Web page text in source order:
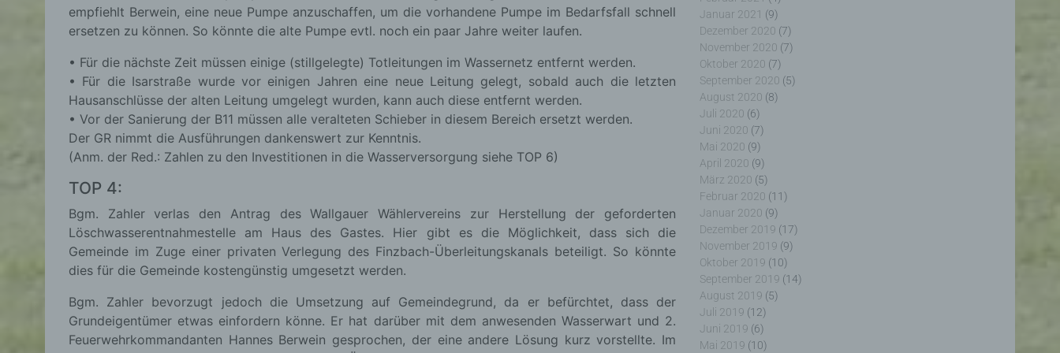
empfiehlt Berwein, eine neue Pumpe anzuschaffen, um die vorhandene Pumpe im Bedarfsfall schnell
ersetzen zu können. So könnte die alte Pumpe evtl. noch ein paar Jahre weiter laufen.
• Für die nächste Zeit müssen einige (stillgelegte) Totleitungen im Wassernetz entfernt werden.
• Für die Isarstraße wurde vor einigen Jahren eine neue Leitung gelegt, sobald auch die letzten
Hausanschlüsse der alten Leitung umgelegt wurden, kann auch diese entfernt werden.
• Vor der Sanierung der B11 müssen alle veralteten Schieber in diesem Bereich ersetzt werden.
Der GR nimmt die Ausführungen dankenswert zur Kenntnis.
(Anm. der Red.: Zahlen zu den Investitionen in die Wasserversorgung siehe TOP 6)
TOP 4:
Bgm. Zahler verlas den Antrag des Wallgauer Wählervereins zur Herstellung der geforderten
Löschwasserentnahmestelle am Haus des Gastes. Hier gibt es die Möglichkeit, dass sich die
Gemeinde im Zuge einer privaten Verlegung des Finzbach-Überleitungskanals beteiligt. So könnte
dies für die Gemeinde kostengünstig umgesetzt werden.
Bgm. Zahler bevorzugt jedoch die Umsetzung auf Gemeindegrund, da er befürchtet, dass der
Grundeigentümer etwas einfordern könne. Er hat darüber mit dem anwesenden Wasserwart und 2.
Feuerwehrkommandanten Hannes Berwein gesprochen, der eine andere Lösung kurz vorstellte. Im
Januar 2021 (9)
Dezember 2020 (7)
November 2020 (7)
Oktober 2020 (7)
September 2020 (5)
August 2020 (8)
Juli 2020 (6)
Juni 2020 (7)
Mai 2020 (9)
April 2020 (9)
März 2020 (5)
Februar 2020 (11)
Januar 2020 (9)
Dezember 2019 (17)
November 2019 (9)
Oktober 2019 (10)
September 2019 (14)
August 2019 (5)
Juli 2019 (12)
Juni 2019 (6)
Mai 2019 (10)
d) Einschränkung der Verarbeitung
Einschränkung der Verarbeitung ist die Markierung gespeicherter
personenbezogener Daten mit dem Ziel, ihre künftige Verarbeitung
einzuschränken.
e) Profiling
Profiling ist jede Art der automatisierten Verarbeitung personenbezogener
Daten, die darin besteht, dass diese personenbezogenen Daten verwendet
werden, um bestimmte persönliche Aspekte, die sich auf eine natürliche
Person beziehen, zu bewerten, insbesondere, um Aspekte bezüglich
Arbeitsleistung, wirtschaftlicher Lage, Gesundheit, persönlicher Vorlieben,
Interessen, Zuverlässigkeit, Verhalten, Aufenthaltsort oder Ortswechsel
dieser natürlichen Person zu analysieren oder vorherzusagen.